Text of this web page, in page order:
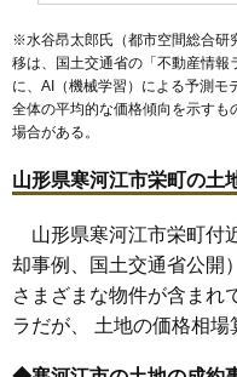
※水谷昂太郎氏（都市空間総合研
移は、国土交通省の「不動産情報
に、AI（機械学習）による予測モ
全体の平均的な価格傾向を示すも
場合がある。
山形県寒河江市栄町の土
山形県寒河江市栄町付
却事例、国土交通省公開
さまざまな物件が含まれ
ラだが、 土地の価格相場